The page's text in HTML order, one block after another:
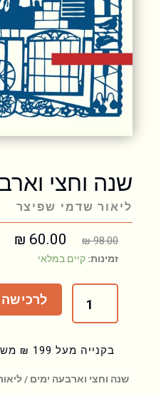
שנה וחצי
ליאור שדמי שפיצר
₪98.00
המחיר
המקורי
₪ 98.00.
₪ 60.00
₪ 60.00.
זמינות: קיים במלאי
כמות
שנה
וארבעה
לרכישה
בקנייה מעל 199 ₪ משלוח חינם
שנה וחצי וארבעה ימים /